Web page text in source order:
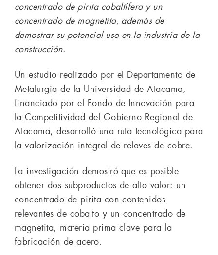
concentrado de pirita cobaltífera y un
concentrado de magnetita, además de
demostrar su potencial uso en la industria de la
construcción.
Un estudio realizado por el Departamento de
Metalurgia de la Universidad de Atacama,
financiado por el Fondo de Innovación para
la Competitividad del Gobierno Regional de
Atacama, desarrolló una ruta tecnológica para
la valorización integral de relaves de cobre.
La investigación demostró que es posible
obtener dos subproductos de alto valor: un
concentrado de pirita con contenidos
relevantes de cobalto y un concentrado de
magnetita, materia prima clave para la
fabricación de acero.